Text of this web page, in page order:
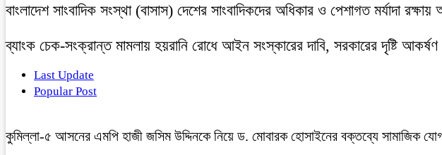
বাংলাদেশ সাংবাদিক সংস্থা (বাসাস) দেশের সাংবাদিকদের অধিকার ও পেশাগত মর্যাদা রক্ষায়
ব্যাংক চেক-সংক্রান্ত মামলায় হয়রানি রোধে আইন সংস্কারের দাবি, সরকারের দৃষ্টি আকর্ষণ
Last Update
Popular Post
কুমিল্লা-৫ আসনের এমপি হাজী জসিম উদ্দিনকে নিয়ে ড. মোবারক হোসাইনের বক্তব্যে সামাজিক